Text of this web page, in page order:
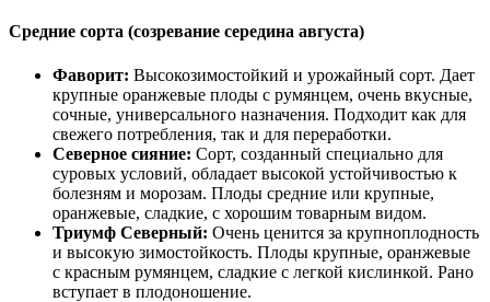
Средние сорта (созревание середина августа)
Фаворит: Высокозимостойкий и урожайный сорт. Дает
крупные оранжевые плоды с румянцем, очень вкусные,
сочные, универсального назначения. Подходит как для
свежего потребления, так и для переработки.
Северное сияние: Сорт, созданный специально для
суровых условий, обладает высокой устойчивостью к
болезням и морозам. Плоды средние или крупные,
оранжевые, сладкие, с хорошим товарным видом.
Триумф Северный: Очень ценится за крупноплодность
и высокую зимостойкость. Плоды крупные, оранжевые
с красным румянцем, сладкие с легкой кислинкой. Рано
вступает в плодоношение.